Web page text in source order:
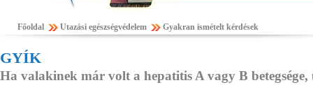
Főoldal Utazási egészségvédelem Gyakran ismételt kérdések
GYÍK
Ha valakinek már volt a hepatitis A vagy B